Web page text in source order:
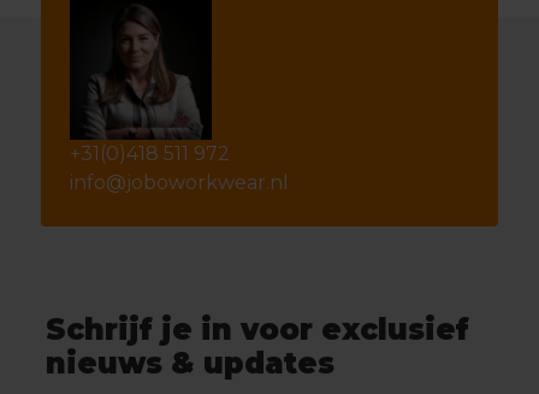
+31(0)418 511 972
info@joboworkwear.nl
Schrijf je in voor exclusief
nieuws & updates